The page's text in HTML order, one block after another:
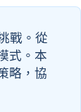
戰。從
式。本
略，協